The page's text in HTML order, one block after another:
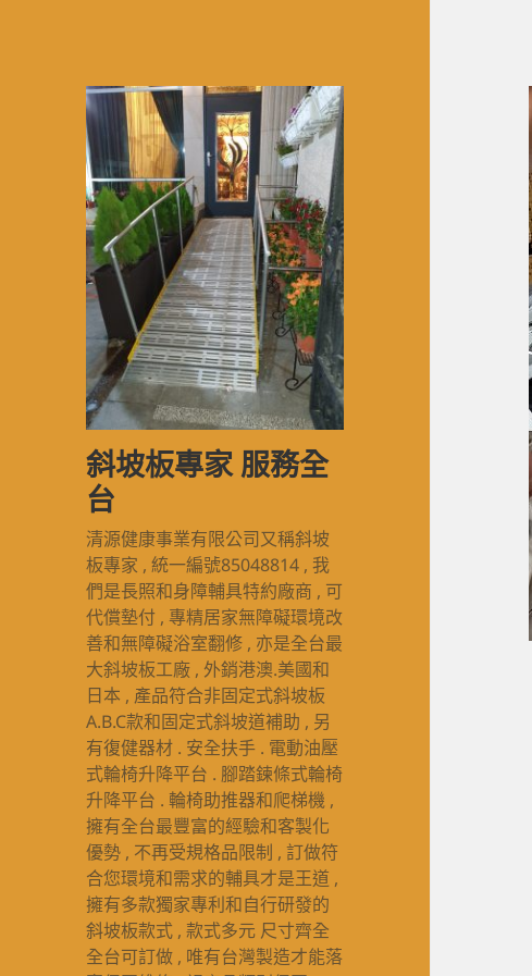
斜坡板專家 服務全
台
清源健康事業有限公司又稱斜坡
板專家 , 統一編號85048814 , 我
們是長照和身障輔具特約廠商 , 可
代償墊付 , 專精居家無障礙環境改
善和無障礙浴室翻修 , 亦是全台最
大斜坡板工廠 , 外銷港澳.美國和
日本 , 產品符合非固定式斜坡板
A.B.C款和固定式斜坡道補助 , 另
有復健器材 . 安全扶手 . 電動油壓
式輪椅升降平台 . 腳踏鍊條式輪椅
升降平台 . 輪椅助推器和爬梯機 ,
擁有全台最豐富的經驗和客製化
優勢 , 不再受規格品限制 , 訂做符
合您環境和需求的輔具才是王道 ,
擁有多款獨家專利和自行研發的
斜坡板款式 , 款式多元 尺寸齊全
全台可訂做 , 唯有台灣製造才能落